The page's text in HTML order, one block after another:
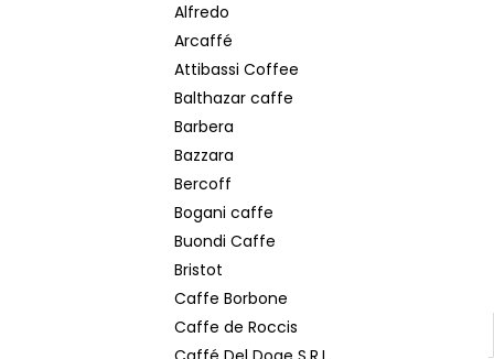
Alfredo
Arcaffé
Attibassi Coffee
Balthazar caffe
Barbera
Bazzara
Bercoff
Bogani caffe
Buondi Caffe
Bristot
Caffe Borbone
Caffe de Roccis